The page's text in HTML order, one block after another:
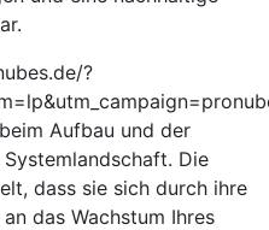
?
Aufbau und der
Die
dass sie sich durch ihre
das Wachstum Ihres